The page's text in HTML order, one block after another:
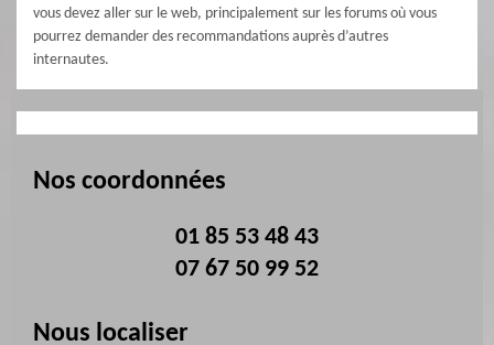
vous devez aller sur le web, principalement sur les forums où vous
pourrez demander des recommandations auprès d’autres
internautes.
Nos coordonnées
01 85 53 48 43
07 67 50 99 52
Nous localiser